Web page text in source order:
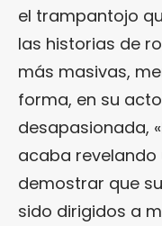
el trampantojo
las historias de
más masivas,
forma, en su
desapasionada, «
acaba
demostrar que
sido dirigidos a